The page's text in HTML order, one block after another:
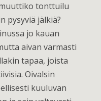
tonttuilu
pysyviä jälkiä?
jo kauan
aivan varmasti
tapaa, joista
Oivalsin
kuuluvan